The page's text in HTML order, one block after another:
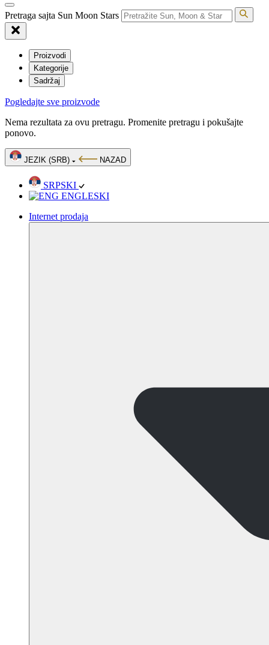
Pretraga sajta Sun Moon Stars
Proizvodi
Kategorije
Sadržaj
Pogledajte sve proizvode
Nema rezultata za ovu pretragu. Promenite pretragu i pokušajte
ponovo.
JEZIK (SRB) NAZAD
SRPSKI
ENGLESKI
Internet prodaja